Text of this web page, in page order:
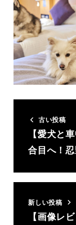
古い投稿
【愛犬と
合目へ！
新しい投稿
【画像レ